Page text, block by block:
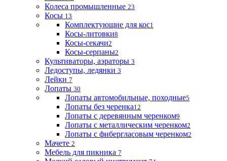
Колеса промышленные 23
Косы 13
Комплектующие для кос1
Косы-литовки8
Косы-секачи2
Косы-серпаны2
Культиваторы, аэраторы 3
Ледоступы, ледянки 3
Лейки 7
Лопаты 30
Лопаты автомобильные, походные5
Лопаты без черенка12
Лопаты с деревянным черенком9
Лопаты с металлическим черенком2
Лопаты с фибергласовым черенком2
Мачете 2
Мебель для пикника 7